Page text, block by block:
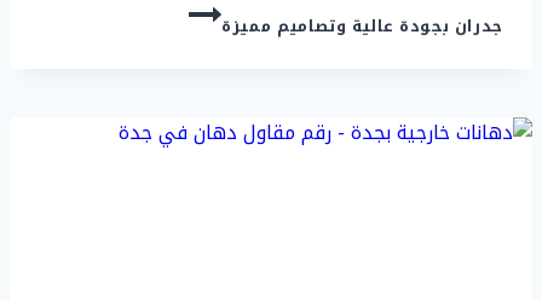
جدران بجودة عالية وتصاميم مميزة